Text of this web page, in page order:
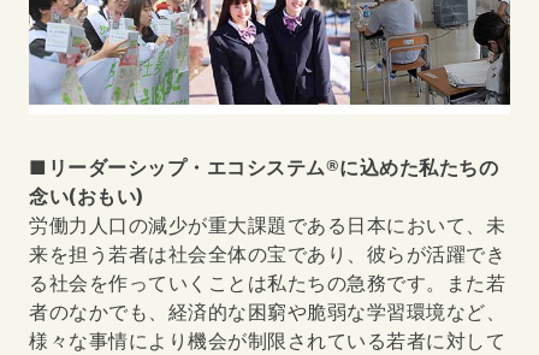
■リーダーシップ・エコシステム®に込めた私たちの
念い(おもい)
労働力人口の減少が重大課題である日本において、未
来を担う若者は社会全体の宝であり、彼らが活躍でき
る社会を作っていくことは私たちの急務です。また若
者のなかでも、経済的な困窮や脆弱な学習環境など、
様々な事情により機会が制限されている若者に対して